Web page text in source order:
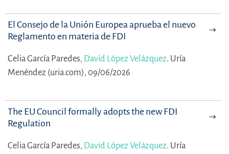
El Consejo de la Unión Europea aprueba el nuevo
Reglamento en materia de FDI
Celia García Paredes, David López Velázquez. Uría
Menéndez (uria.com), 09/06/2026
The EU Council formally adopts the new FDI
Regulation
Celia García Paredes, David López Velázquez. Uría